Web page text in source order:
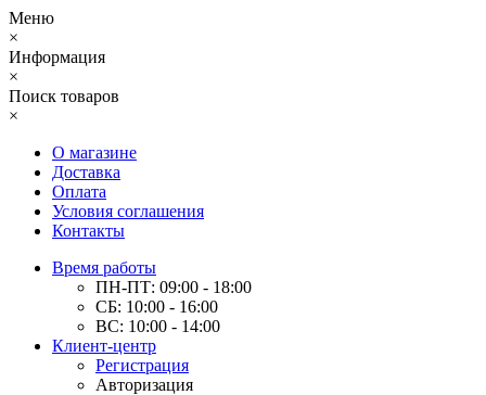
Меню
×
Информация
×
Поиск товаров
×
О магазине
Доставка
Оплата
Условия соглашения
Контакты
Время работы
ПН-ПТ: 09:00 - 18:00
СБ: 10:00 - 16:00
ВС: 10:00 - 14:00
Клиент-центр
Регистрация
Авторизация